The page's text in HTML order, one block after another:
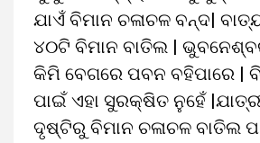
ଯାଏଁ ବିମାନ ଚଳାଚଳ ବନ୍ଦ|
୪୦ଟି ବିମାନ ବାତିଲ |
କିମି ବେଗରେ ପବନ ବହିପାରେ |
ପାଇଁ ଏହା ସୁରକ୍ଷିତ ନୁହେଁ
ଦୃଷ୍ଟିରୁ ବିମାନ ଚଳାଚଳ ବାତିଲ